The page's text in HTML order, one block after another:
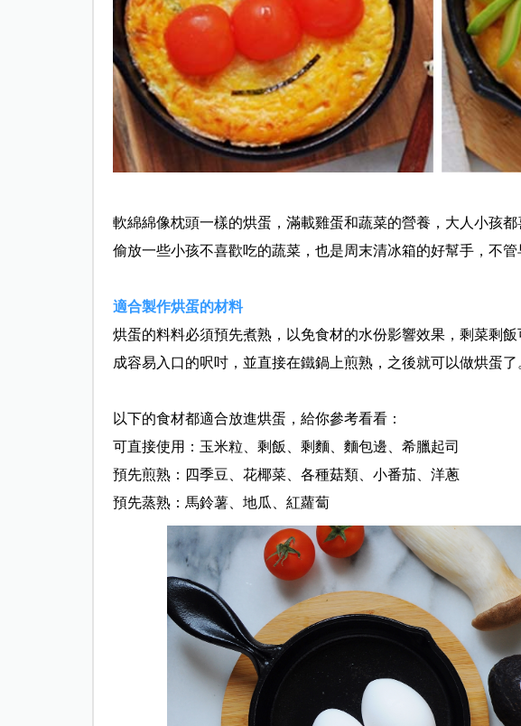
軟綿綿像枕頭一樣的烘蛋，滿載雞蛋和蔬菜的營養，大人小孩
偷放一些小孩不喜歡吃的蔬菜，也是周末清冰箱的好幫手，不管
適合製作烘蛋的材料
烘蛋的料料必須預先煮熟，以免食材的水份影響效果，剩菜剩
成容易入口的呎吋，並直接在鐵鍋上煎熟，之後就可以做烘蛋了
以下的食材都適合放進烘蛋，給你參考看看：
可直接使用：玉米粒、剩飯、剩麵、麵包邊、希臘起司
預先煎熟：四季豆、花椰菜、各種菇類、小番茄、洋蔥
預先蒸熟：馬鈴薯、地瓜、紅蘿蔔